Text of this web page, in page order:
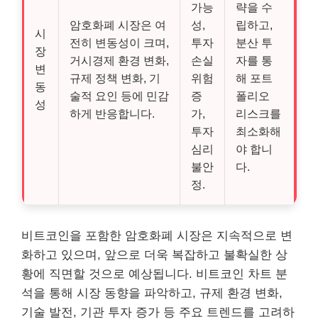
시
장
변
동
성
암호화폐 시장은 여
전히 변동성이 크며,
거시경제 환경 변화,
규제 정책 변화, 기
술적 요인 등에 민감
하게 반응합니다.
가능
성,
투자
손실
위험
증
가,
투자
심리
불안
정.
략을 수
립하고,
분산 투
자를 통
해 포트
폴리오
리스크를
최소화해
야 합니
다.
비트코인을 포함한 암호화폐 시장은 지속적으로 변
화하고 있으며, 앞으로 더욱 복잡하고 불확실한 상
황에 직면할 것으로 예상됩니다. 비트코인 차트 분
석을 통해 시장 동향을 파악하고, 규제 환경 변화,
기술 발전, 기관 투자 증가 등 주요 트렌드를 고려하